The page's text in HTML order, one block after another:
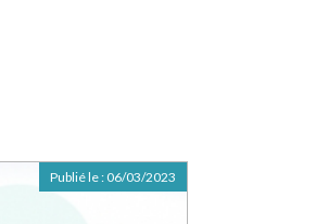
Publié le : 06/03/2023